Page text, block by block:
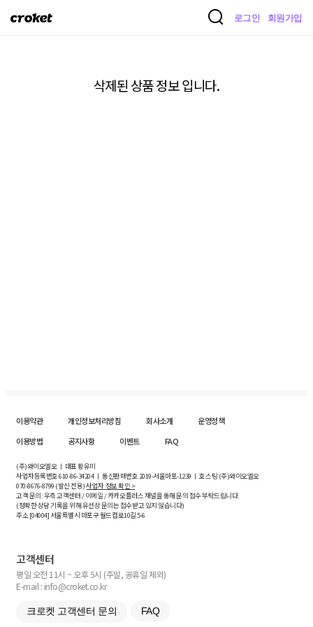
크
로그인 회원가입
삭제된 상품 정보 입니다.
이용약관 개인정보처리방침 회사소개
운영정책
이용방법
공지사항 이벤트 FAQ
(주)와이오엘오 ㅣ 대표 황유미
사업자등록번호610-86-34204ㅣ 통신판매번호 2019-서울마포-1239 ㅣ 호스팅 (주)와이오엘오
070-8676-8799 (발신 전용)사업자 정보 확인 >
고객 문의: 우측 고객센터 / 이메일 / 카카오플러스 채널을 통해 문의 접수 부탁드립니다.
(정확한 상담 기록을 위해 유선상 문의는 접수받고 있지 않습니다)
주소 [04004] 서울특별시 마포구 월드컵로10길5-6
고객센터
평일 오전 11시 ~ 오후 5시 (주말, 공휴일 제외)
E-mail : info@croket.co.kr
크로켓 고객센터 문의 FAQ